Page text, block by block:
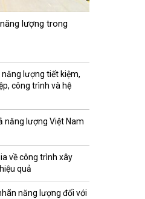
lượng trong
năng lượng tiết kiệm,
công trình và hệ
năng lượng Việt Nam
về công trình xây
quả
năng lượng đối với